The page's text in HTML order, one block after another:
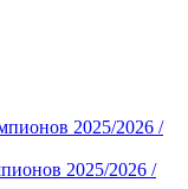
2025/2026 /
2025/2026 /